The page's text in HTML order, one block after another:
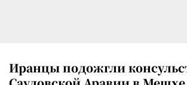
Иранцы подожгли